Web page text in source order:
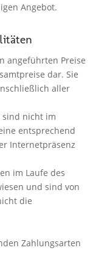
Angebot.
angeführten Preise
dar. Sie
aller
sind nicht im
entsprechend
Internetpräsenz
im Laufe des
und sind von
die
Zahlungsarten